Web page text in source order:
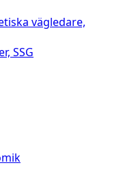
vägledare,
SSG